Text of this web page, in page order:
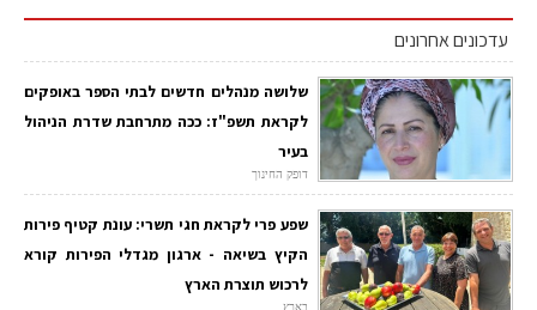
עדכונים אחרונים
שלושה מנהלים חדשים לבתי הספר באופקים
לקראת תשפ"ז: ככה מתרחבת שדרת הניהול
בעיר
דופק החינוך
שפע פרי לקראת חגי תשרי: עונת קטיף פירות
הקיץ בשיאה - ארגון מגדלי הפירות קורא
לרכוש תוצרת הארץ
בארץ